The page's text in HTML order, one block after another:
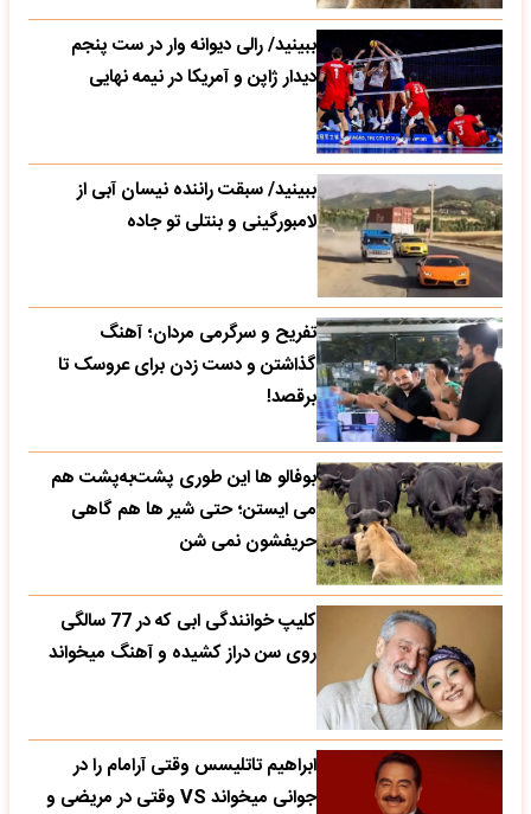
ببینید/ رالی دیوانه وار در ست پنجم
دیدار ژاپن و آمریکا در نیمه نهایی
ببینید/ سبقت راننده نیسان آبی از
لامبورگینی و بنتلی تو جاده
تفریح و سرگرمی مردان؛ آهنگ
گذاشتن و دست زدن برای عروسک تا
برقصد!
بوفالو ها این‌ طوری پشت‌به‌پشت هم
می‌ ایستن؛ حتی شیر ها هم گاهی
حریفشون نمی‌ شن
کلیپ خوانندگی ابی که در 77 سالگی
روی سن دراز کشیده و آهنگ میخواند
ابراهیم تاتلیسس وقتی آرامام را در
جوانی میخواند VS وقتی در مریضی و